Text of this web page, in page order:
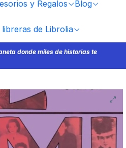
y Regalos Blog
de Librolia
donde miles de historias te